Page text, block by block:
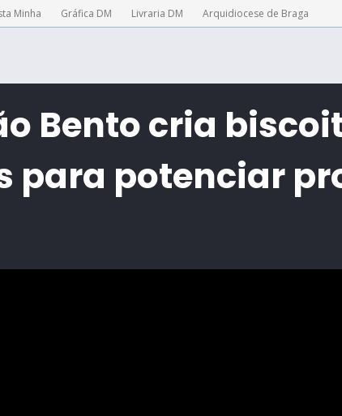
Minha Gráfica DM Livraria DM Arquidiocese de Braga
Bento cria
para potenciar